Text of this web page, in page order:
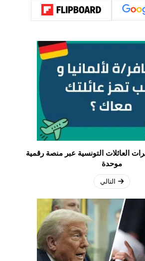
العائلات التونسية عبر منصة رقمية
موحدة
التالي